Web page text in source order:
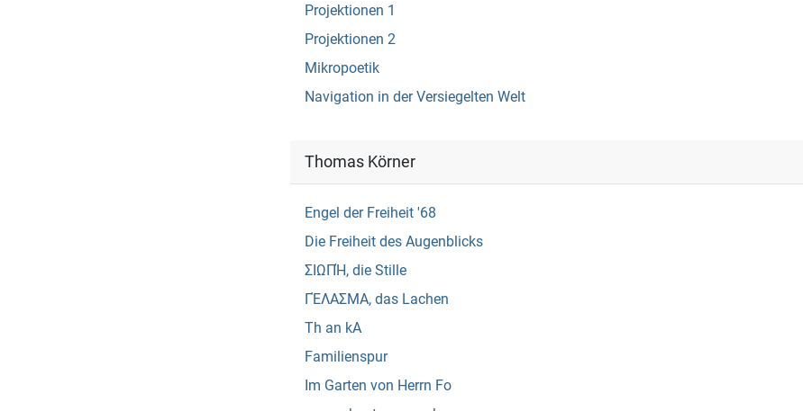
Projektionen 1
Projektionen 2
Mikropoetik
Navigation in der Versiegelten Welt
Thomas Körner
Engel der Freiheit '68
Die Freiheit des Augenblicks
ΣΙΩΠΉ, die Stille
ΓΈΛΑΣΜΑ, das Lachen
Th an kA
Familienspur
Im Garten von Herrn Fo